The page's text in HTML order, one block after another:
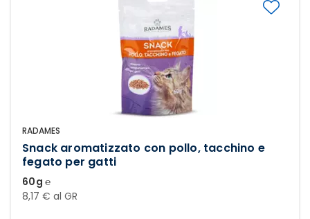
RADAMES
Snack aromatizzato con pollo, tacchino e
fegato per gatti
60g ℮
8,17 € al GR